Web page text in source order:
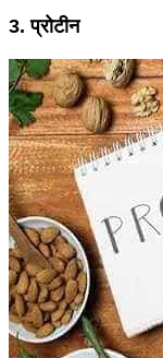
3. प्रोटीन